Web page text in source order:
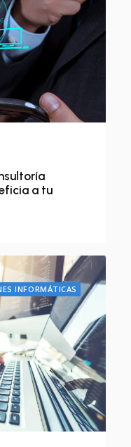
a tu
INFORMÁTICAS